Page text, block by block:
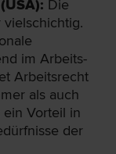
Die
im Arbeits-
Arbeitsrecht
als auch
Vorteil in
der